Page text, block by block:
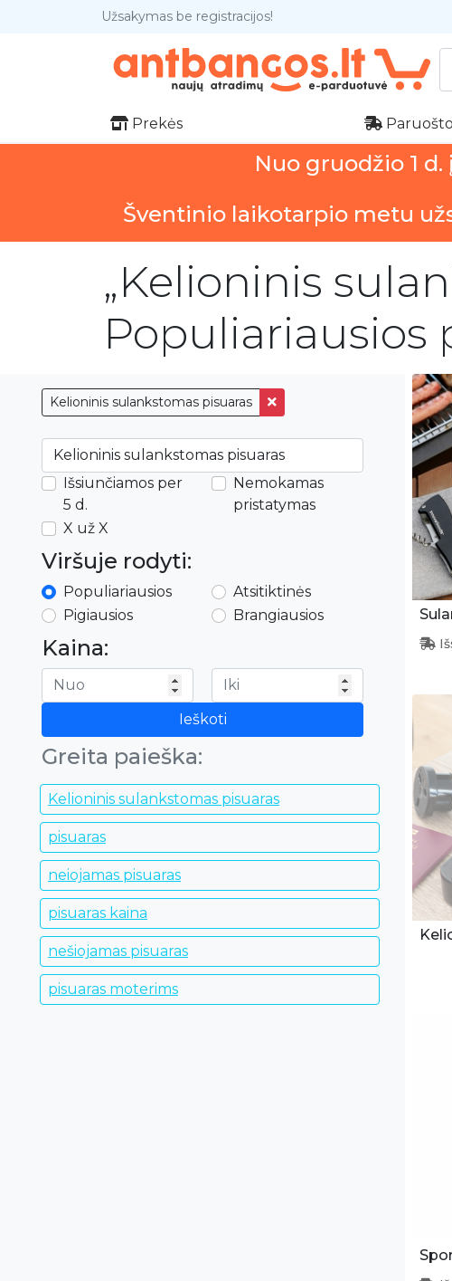
Užsakymas be registracijos!
Prekės
Nuo gruodžio 1
Šventinio laikotarpio metu
„Kelioninis
Populiariausios
Kelioninis sulankstomas pisuaras
Išsiunčiamos per
5 d.
Nemokamas
pristatymas
X už X
Viršuje rodyti:
Populiariausios
Atsitiktinės
Pigiausios
Brangiausios
Kaina:
Ieškoti
Greita paieška:
Kelioninis sulankstomas pisuaras
pisuaras
neiojamas pisuaras
pisuaras kaina
nešiojamas pisuaras
pisuaras moterims